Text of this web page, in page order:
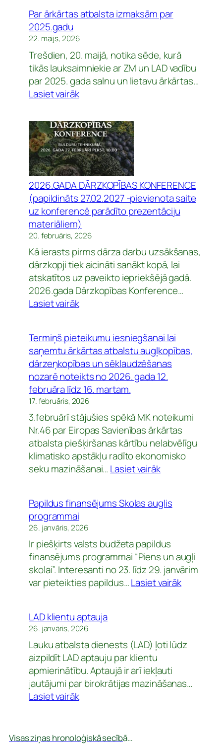
par
Par ārkārtas atbalsta izmaksām par
2025.gadu
22. maijs, 2026
Trešdien, 20. maijā, notika sēde, kurā
tikās lauksaimniekie ar ZM un LAD vadību
par 2025. gada salnu un lietavu ārkārtas…
Lasiet vairāk:
ārkārtas
atbalsta
izmaksām
par
2025.gadu
2026.GADA DĀRZKOPĪBAS KONFERENCE
(papildināts 27.02.2027 -pievienota saite
uz konferencē parādīto prezentāciju
materiāliem)
20. februāris, 2026
Kā ierasts pirms dārza darbu uzsākšanas,
dārzkopji tiek aicināti sanākt kopā, lai
atskatītos uz paveikto iepriekšējā gadā.
2026.gada Dārzkopības Konference…
Lasiet vairāk:
KONFERENCE
(papildināts
27.02.2027
-
pievienota
saite
uz
konferencē
parādīto
prezentāciju
materiāliem)
Termiņš pieteikumu iesniegšanai lai
saņemtu ārkārtas atbalstu augļkopības,
dārzeņkopības un sēklaudzēšanas
nozarē noteikts no 2026. gada 12.
februāra līdz 16. martam.
17. februāris, 2026
3.februārī stājušies spēkā MK noteikumi
Nr.46 par Eiropas Savienības ārkārtas
atbalsta piešķiršanas kārtību nelabvēlīgu
klimatisko apstākļu radīto ekonomisko
seku mazināšanai… Lasiet vairāk:
iesniegšanai
ārkārtas
atbalstu
dārzeņkopības
un
2026.
12.
februāra
Papildus finansējums Skolas auglis
programmai
26. janvāris, 2026
Ir piešķirts valsts budžeta papildus
finansējums programmai “Piens un augļi
skolai”. Interesanti no 23. līdz 29. janvārim
var pieteikties papildus…Lasiet vairāk:
LAD klientu aptauja
26. janvāris, 2026
Lauku atbalsta dienests (LAD) ļoti lūdz
aizpildīt LAD aptauju par klientu
apmierinātību. Aptaujā ir arī iekļauti
jautājumi par birokrātijas mazināšanas…
Lasiet vairāk:
aptauja
Visas ziņas hronoloģiskā secībā…